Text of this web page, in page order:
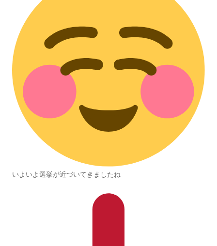
いよいよ選挙が近づいてきましたね